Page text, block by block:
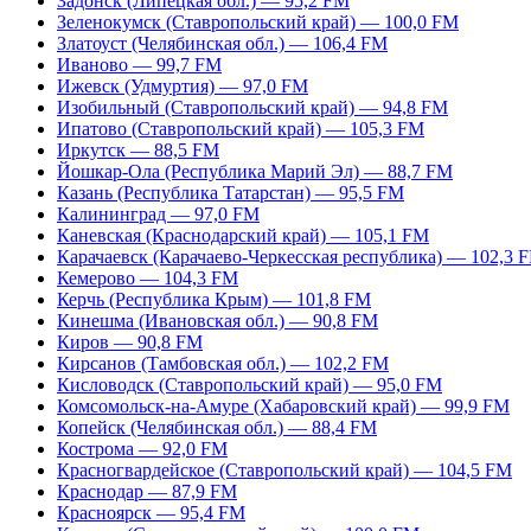
Зеленокумск (Ставропольский край) — 100,0 FM
Златоуст (Челябинская обл.) — 106,4 FM
Иваново — 99,7 FM
Ижевск (Удмуртия) — 97,0 FM
Изобильный (Ставропольский край) — 94,8 FM
Ипатово (Ставропольский край) — 105,3 FM
Иркутск — 88,5 FM
Йошкар-Ола (Республика Марий Эл) — 88,7 FM
Казань (Республика Татарстан) — 95,5 FM
Калининград — 97,0 FM
Каневская (Краснодарский край) — 105,1 FM
Карачаевск (Карачаево-Черкесская республика) — 102,3
Кемерово — 104,3 FM
Керчь (Республика Крым) — 101,8 FM
Кинешма (Ивановская обл.) — 90,8 FM
Киров — 90,8 FM
Кирсанов (Тамбовская обл.) — 102,2 FM
Кисловодск (Ставропольский край) — 95,0 FM
Комсомольск-на-Амуре (Хабаровский край) — 99,9 FM
Копейск (Челябинская обл.) — 88,4 FM
Кострома — 92,0 FM
Красногвардейское (Ставропольский край) — 104,5 FM
Краснодар — 87,9 FM
Красноярск — 95,4 FM